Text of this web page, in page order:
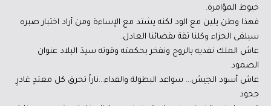
خيوط المؤامرة.
فهذا وطن يلين مع الود لكنه يشتد مع الإساءة ومن أراد اختبار صبره
سيلقى الجزاء وكلنا ثقة بقضائنا العادل.
عاش الملك نفديه بالروح ونفخر بحكمته وقوته سيدَ البلاد عنوان
الصمود
عاش أسود الجيش… سواعد البطولة والفداء…ناراً تحرق كل معتدٍ غادرِ
جحود